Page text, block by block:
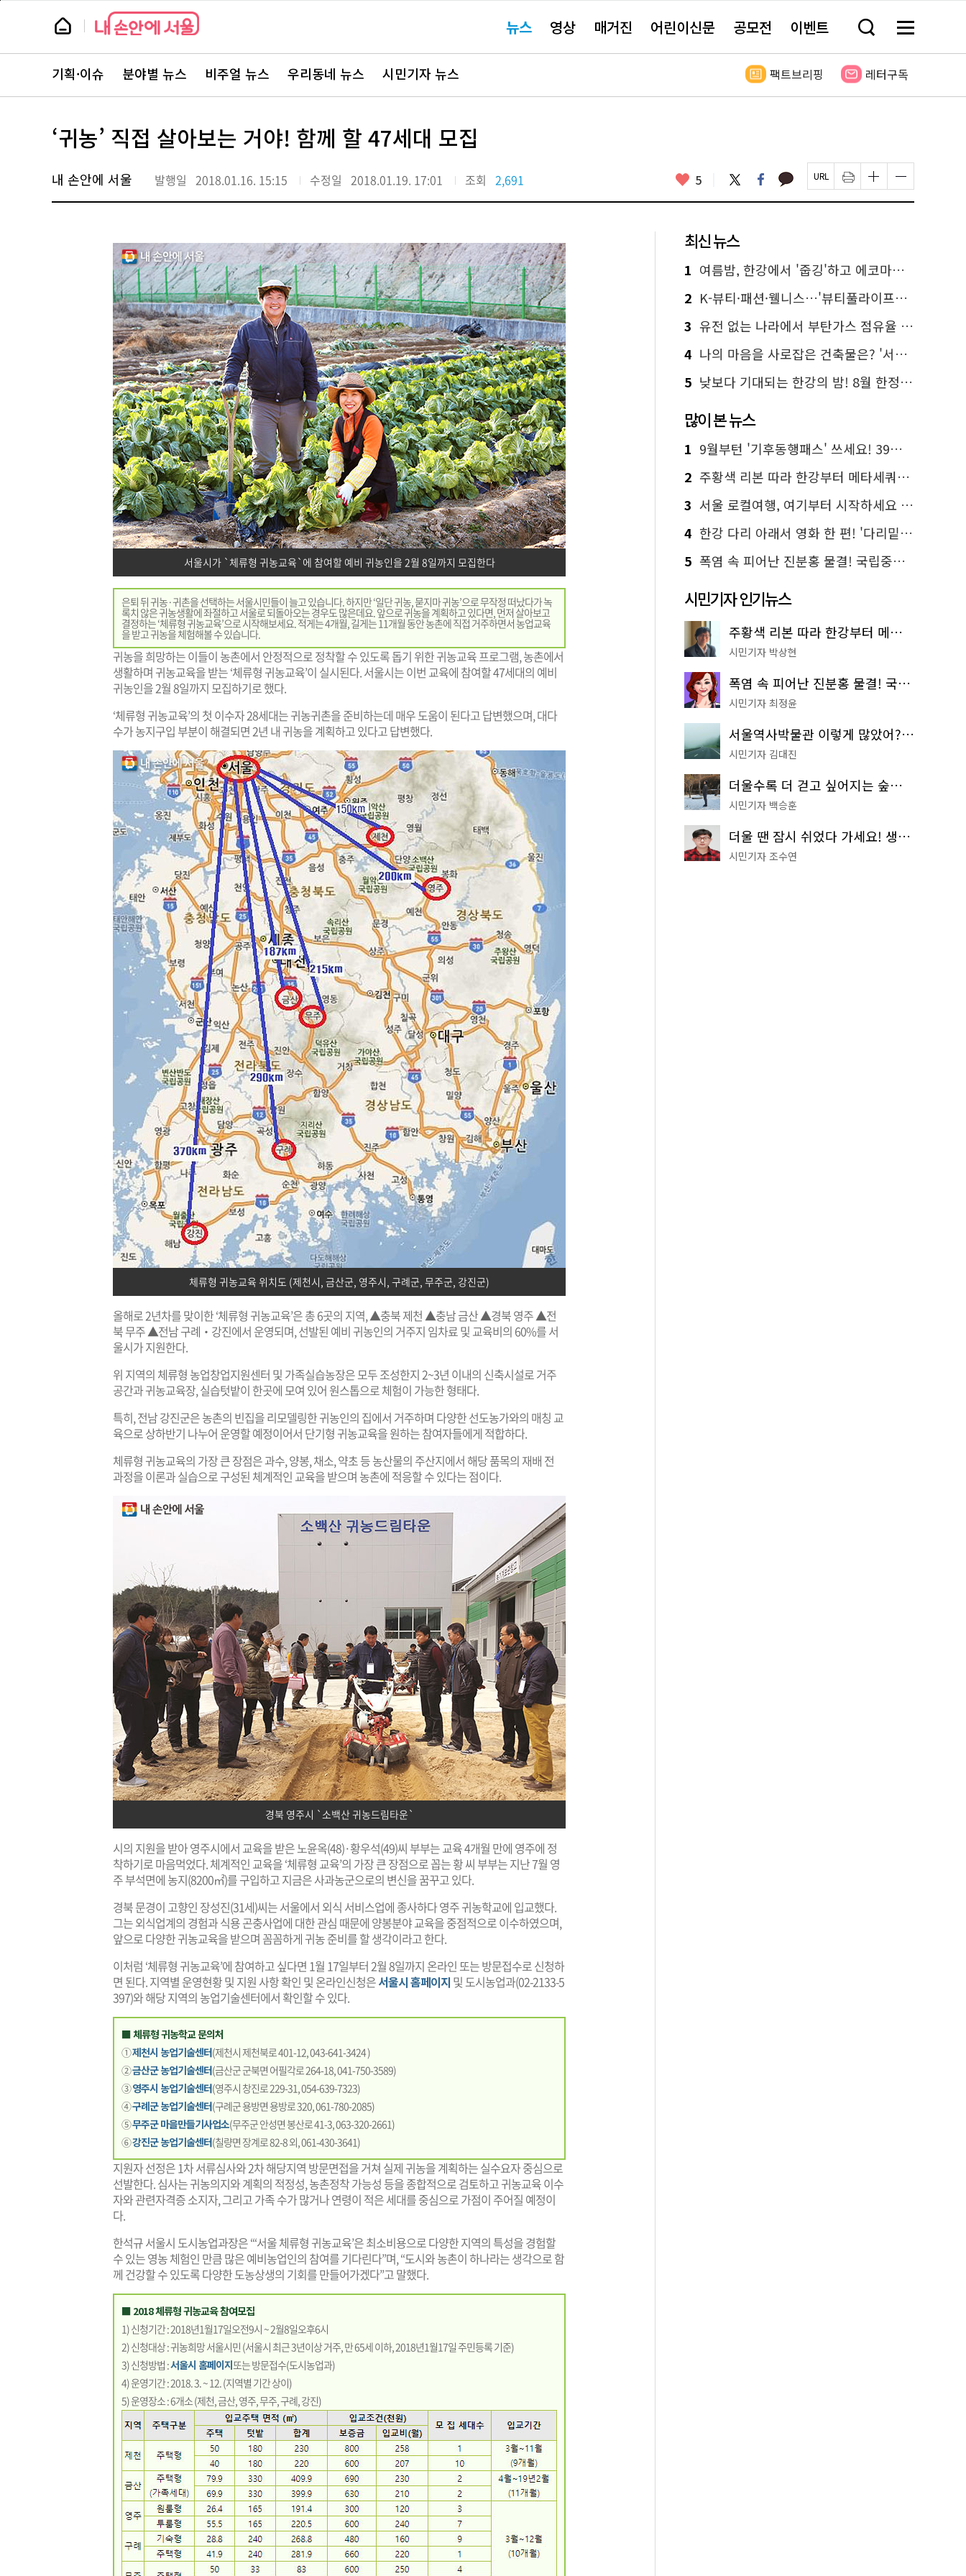
본
뉴
스 요뉴스 영상 매거진 어린이신문 공모전 이벤트 검
창
기
메
전
보
뉴
스
주
서
바
로
기획·이슈 분야별 뉴스 비주얼 뉴스 우리동네 뉴스 시민기자 뉴스 팩트브리핑 레터구독
‘귀농’ 직접 살아보는 거야! 함께 할 47세대 모집
내 손안에 서울 발행일 2018.01.16. 15:15 수정일 2018.01.19. 17:01 조회 2,691 좋
요
5 트
위
터
페
이
스
카
카 페
이
지
인
쇄
하
글
자
크
하
기
글
자
크
하
서울시가 `체류형 귀농교육`에 참여할 예비 귀농인을 2월 8일까지 모집한다
은퇴 뒤 귀농·귀촌을 선택하는 서울시민들이 늘고 있습니다. 하지만 ‘일단 귀농, 묻지마 귀농’으로 무작정 떠났다가 녹
록치 않은 귀농생활에 좌절하고 서울로 되돌아오는 경우도 많은데요. 앞으로 귀농을 계획하고 있다면, 먼저 살아보고
결정하는 ‘체류형 귀농교육’으로 시작해보세요. 적게는 4개월, 길게는 11개월 동안 농촌에 직접 거주하면서 농업교육
을 받고 귀농을 체험해볼 수 있습니다.
귀농을 희망하는 이들이 농촌에서 안정적으로 정착할 수 있도록 돕기 위한 귀농교육 프로그램, 농촌에서
생활하며 귀농교육을 받는 ‘체류형 귀농교육’이 실시된다. 서울시는 이번 교육에 참여할 47세대의 예비
귀농인을 2월 8일까지 모집하기로 했다.
‘체류형 귀농교육’의 첫 이수자 28세대는 귀농귀촌을 준비하는데 매우 도움이 된다고 답변했으며, 대다
수가 농지구입 부분이 해결되면 2년 내 귀농을 계획하고 있다고 답변했다.
체류형 귀농교육 위치도 (제천시, 금산군, 영주시, 구례군, 무주군, 강진군)
올해로 2년차를 맞이한 ‘체류형 귀농교육’은 총 6곳의 지역, ▲충북 제천 ▲충남 금산 ▲경북 영주 ▲전
북 무주 ▲전남 구례‧강진에서 운영되며, 선발된 예비 귀농인의 거주지 임차료 및 교육비의 60%를 서
울시가 지원한다.
위 지역의 체류형 농업창업지원센터 및 가족실습농장은 모두 조성한지 2~3년 이내의 신축시설로 거주
공간과 귀농교육장, 실습텃밭이 한곳에 모여 있어 원스톱으로 체험이 가능한 형태다.
특히, 전남 강진군은 농촌의 빈집을 리모델링한 귀농인의 집에서 거주하며 다양한 선도농가와의 매칭 교
육으로 상하반기 나누어 운영할 예정이어서 단기형 귀농교육을 원하는 참여자들에게 적합하다.
체류형 귀농교육의 가장 큰 장점은 과수, 양봉, 채소, 약초 등 농산물의 주산지에서 해당 품목의 재배 전
과정을 이론과 실습으로 구성된 체계적인 교육을 받으며 농촌에 적응할 수 있다는 점이다.
경북 영주시 `소백산 귀농드림타운`
시의 지원을 받아 영주시에서 교육을 받은 노윤옥(48)·황우석(49)씨 부부는 교육 4개월 만에 영주에 정
착하기로 마음먹었다. 체계적인 교육을 ‘체류형 교육’의 가장 큰 장점으로 꼽는 황 씨 부부는 지난 7월 영
주 부석면에 농지(8200㎡)를 구입하고 지금은 사과농군으로의 변신을 꿈꾸고 있다.
경북 문경이 고향인 장성진(31세)씨는 서울에서 외식 서비스업에 종사하다 영주 귀농학교에 입교했다.
그는 외식업계의 경험과 식용 곤충사업에 대한 관심 때문에 양봉분야 교육을 중점적으로 이수하였으며,
앞으로 다양한 귀농교육을 받으며 꼼꼼하게 귀농 준비를 할 생각이라고 한다.
이처럼 ‘체류형 귀농교육’에 참여하고 싶다면 1월 17일부터 2월 8일까지 온라인 또는 방문접수로 신청하
면 된다. 지역별 운영현황 및 지원 사항 확인 및 온라인신청은서울시 홈페이지 및 도시농업과(02-2133-5
397)와 해당 지역의 농업기술센터에서 확인할 수 있다.
■ 체류형 귀농학교 문의처
①제천시 농업기술센터(제천시 제천북로 401-12, 043-641-3424 )
②금산군 농업기술센터(금산군 군북면 어필각로 264-18, 041-750-3589)
③영주시 농업기술센터(영주시 창진로 229-31, 054-639-7323)
④구례군 농업기술센터(구례군 용방면 용방로 320, 061-780-2085)
⑤무주군 마을만들기사업소(무주군 안성면 봉산로 41-3, 063-320-2661)
⑥강진군 농업기술센터(칠량면 장계로 82-8 외, 061-430-3641)
지원자 선정은 1차 서류심사와 2차 해당지역 방문면접을 거쳐 실제 귀농을 계획하는 실수요자 중심으로
선발한다. 심사는 귀농의지와 계획의 적정성, 농촌정착 가능성 등을 종합적으로 검토하고 귀농교육 이수
자와 관련자격증 소지자, 그리고 가족 수가 많거나 연령이 적은 세대를 중심으로 가점이 주어질 예정이
다.
한석규 서울시 도시농업과장은 “‘서울 체류형 귀농교육’은 최소비용으로 다양한 지역의 특성을 경험할
수 있는 영농 체험인 만큼 많은 예비농업인의 참여를 기다린다”며, “도시와 농촌이 하나라는 생각으로 함
께 건강할 수 있도록 다양한 도농상생의 기회를 만들어가겠다”고 말했다.
■ 2018 체류형 귀농교육 참여모집
1) 신청기간 : 2018년1월17일오전9시 ~ 2월8일오후6시
2) 신청대상 : 귀농희망 서울시민 (서울시 최근 3년이상 거주, 만 65세 이하, 2018년1월17일 주민등록 기준)
3) 신청방법 :서울시 홈페이지또는 방문접수(도시농업과)
4) 운영기간 : 2018. 3. ~ 12. (지역별 기간 상이)
5) 운영장소 : 6개소 (제천, 금산, 영주, 무주, 구례, 강진)
최신 뉴스
1 여름밤, 한강에서 '줍깅'하고 에코마일리지도 줍줍!
2 K-뷰티·패션·웰니스…'뷰티풀라이프인서울' 6일부터 사전 예약
3 유전 없는 나라에서 부탄가스 점유율 1위 가능? Yes, I 'CAN'
4 나의 마음을 사로잡은 건축물은? '서울시 건축상' 수상작 공개!
5 낮보다 기대되는 한강의 밤! 8월 한정 무료 '한강 밤핑' 예약은?
많이 본 뉴스
1 9월부턴 '기후동행패스' 쓰세요! 39세까지 청년 혜택
2 주황색 리본 따라 한강부터 메타세쿼이아 숲길까지…서울둘레길 15코스
3 서울 로컬여행, 여기부터 시작하세요 '서울에디션25'
4 한강 다리 아래서 영화 한 편! '다리밑 영화관' 무료 상영
5 폭염 속 피어난 진분홍 물결! 국립중앙박물관 배롱나무 명소
시민기자 인기뉴스
주황색 리본 따라 한강부터 메타세쿼이아 숲길까지…서울둘레길 15코스
시민기자 박상현
폭염 속 피어난 진분홍 물결! 국립중앙박물관 배롱나무 명소
시민기자 최정윤
서울역사박물관 이렇게 많았어? 주말마다 한 곳씩 떠나는 역사 산책
시민기자 김대진
더울수록 더 걷고 싶어지는 숲길! 서울둘레길 '아차산 코스'
시민기자 백승훈
더울 땐 잠시 쉬었다 가세요! 생수 냉장고부터 해피소·무더위쉼터까지
시민기자 조수연
페